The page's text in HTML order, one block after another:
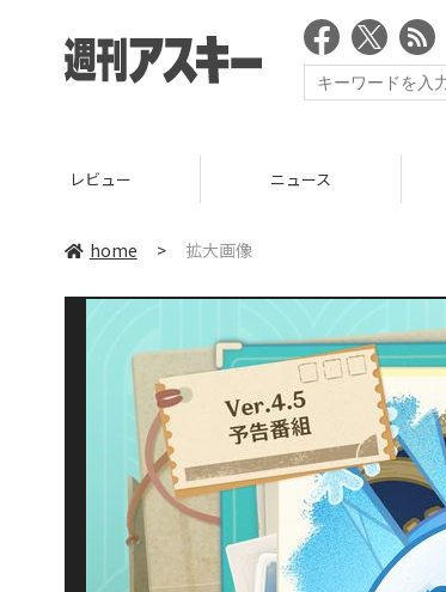
レビュー ニュース
home > 拡大画像